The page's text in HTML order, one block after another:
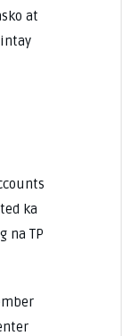
at
ka
na TP